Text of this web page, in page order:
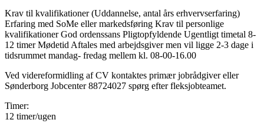
Krav til kvalifikationer (Uddannelse, antal års erhvervserfaring)
Erfaring med SoMe eller markedsføring Krav til personlige
kvalifikationer God ordenssans Pligtopfyldende Ugentligt timetal 8-
12 timer Mødetid Aftales med arbejdsgiver men vil ligge 2-3 dage i
tidsrummet mandag- fredag mellem kl. 08-00-16.00
Ved videreformidling af CV kontaktes primær jobrådgiver eller
Sønderborg Jobcenter 88724027 spørg efter fleksjobteamet.
Timer:
12 timer/ugen